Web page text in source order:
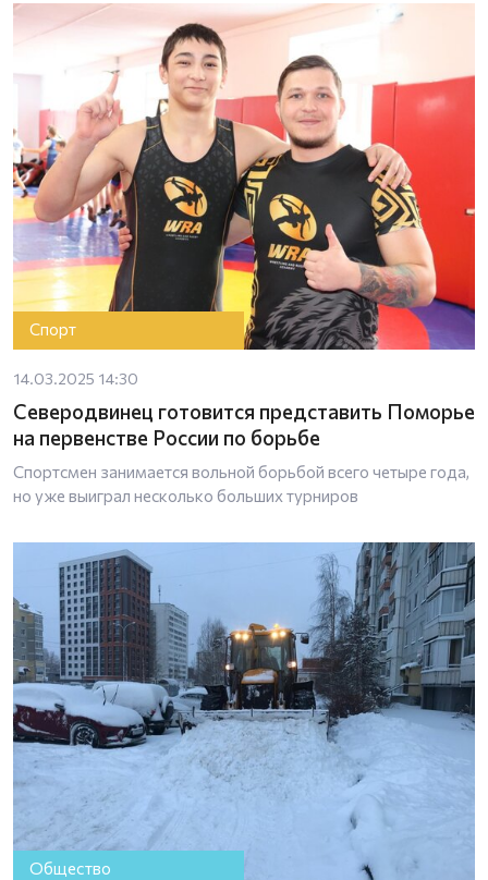
Спорт
14.03.2025 14:30
Северодвинец готовится представить Поморье
на первенстве России по борьбе
Спортсмен занимается вольной борьбой всего четыре года,
но уже выиграл несколько больших турниров
Общество